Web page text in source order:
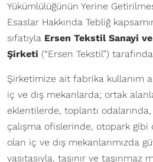
Yükümlülüğünün Yerine
Esaslar Hakkında Tebliğ
sıfatıyla Ersen Tekstil Sanayi
Şirketi (“Ersen Tekstil”)
Şirketimize ait fabrika kullanım
iç ve dış mekanlarda; ortak
eklentilerde, toplantı
çalışma ofislerinde, otopark gibi
olan iç ve dış mekanlarımızda
vasıtasıyla, taşınır ve taşınmaz